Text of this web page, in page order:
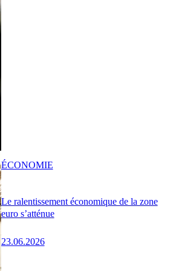
Le ralentissement économique de la zone
euro s’atténue
23.06.2026
ÉCONOMIE